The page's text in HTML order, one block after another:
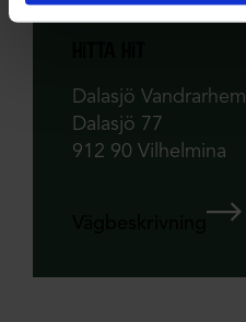
Dalasjö Vandrarhem
Dalasjö 77
912 90 Vilhelmina